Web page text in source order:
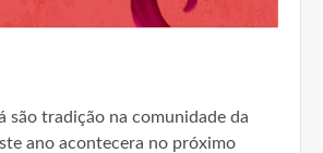
são tradição na comunidade da
ano acontecera no próximo